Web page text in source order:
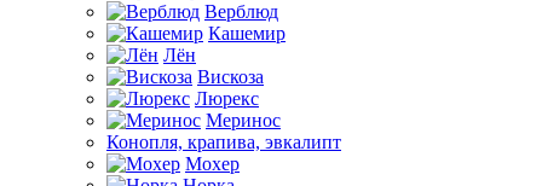
Верблюд
Кашемир
Лён
Вискоза
Люрекс
Меринос
Конопля, крапива, эвкалипт
Мохер